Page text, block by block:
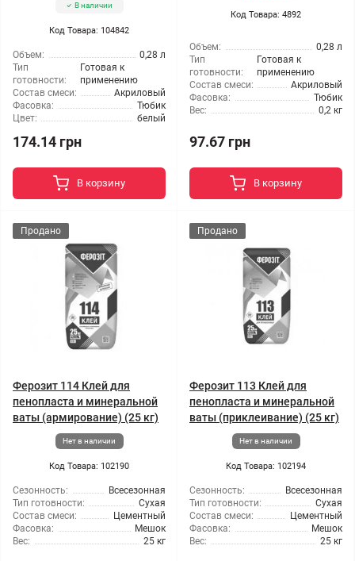
В наличии
Код Товара: 104842
Объем:
0,28 л
Тип
готовности:
Готовая к
применению
Состав смеси:
Акриловый
Фасовка:
Тюбик
Цвет:
белый
174.14 грн
В корзину
Код Товара: 4892
Объем:
0,28 л
Тип
готовности:
Готовая к
применению
Состав смеси:
Акриловый
Фасовка:
Тюбик
Вес:
0,2 кг
97.67 грн
В корзину
Продано
Ферозит 114 Клей для
пенопласта и минеральной
ваты (армирование) (25 кг)
Нет в наличии
Код Товара: 102190
Сезонность:
Всесезонная
Тип готовности:
Сухая
Состав смеси:
Цементный
Фасовка:
Мешок
Вес:
25 кг
Продано
Ферозит 113 Клей для
пенопласта и минеральной
ваты (приклеивание) (25 кг)
Нет в наличии
Код Товара: 102194
Сезонность:
Всесезонная
Тип готовности:
Сухая
Состав смеси:
Цементный
Фасовка:
Мешок
Вес:
25 кг